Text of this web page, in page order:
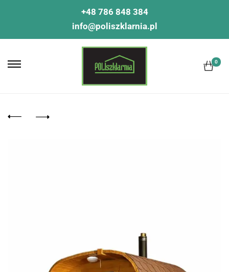
+48 786 848 384
info@poliszklarnia.pl
0